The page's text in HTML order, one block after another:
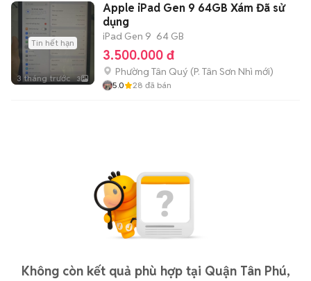
Tin hết hạn
3 tháng trước 3
Apple iPad Gen 9 64GB Xám Đã sử
dụng
iPad Gen 9 64 GB
3.500.000 đ
Phường Tân Quý (P. Tân Sơn Nhì mới)
5.0 28 đã bán
Không còn kết quả phù hợp tại Quận Tân Phú,